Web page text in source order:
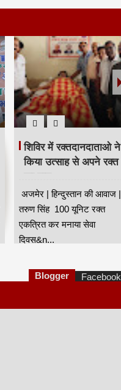
शिविर में रक्तदानदाताओ ने
किया उत्साह से अपने रक्त
का दान
अजमेर | हिन्दुस्तान की आवाज |
तरुण सिंह 100 यूनिट रक्त
एकत्रित कर मनाया सेवा
दिवस&n...
Blogger Facebook